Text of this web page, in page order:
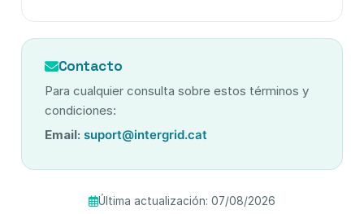
Contacto
Para cualquier consulta sobre estos términos y
condiciones:
Email: suport@intergrid.cat
Última actualización: 07/08/2026